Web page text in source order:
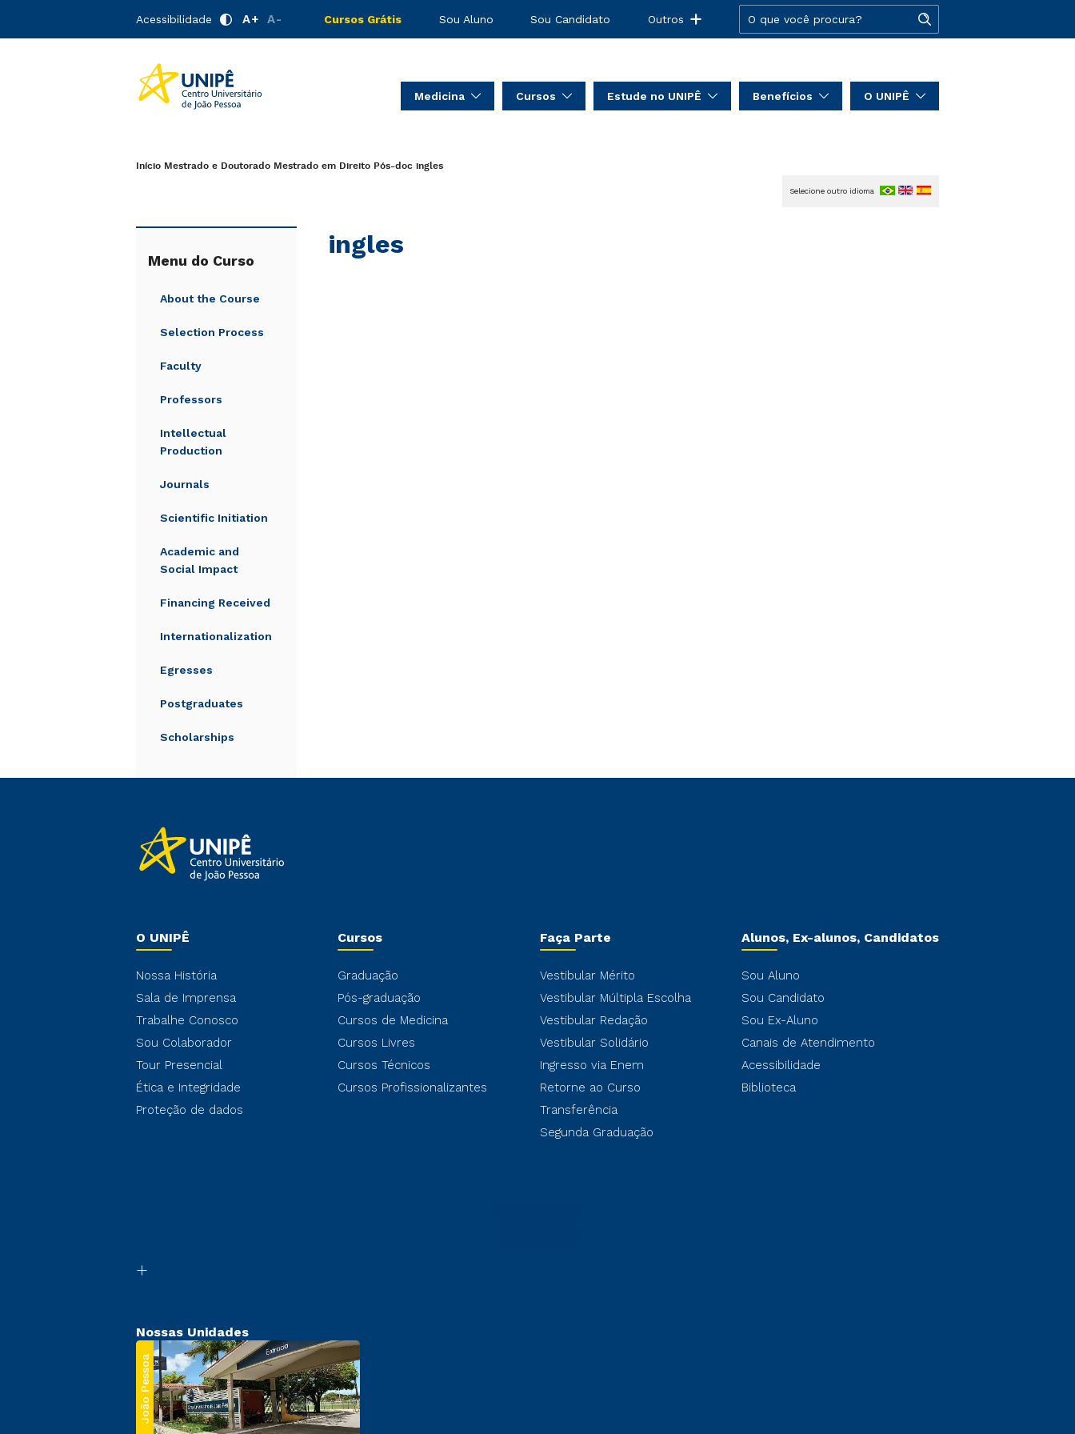
Acessibilidade A+ A- Cursos Grátis Sou Aluno Sou Candidato Outros
Medicina Cursos Estude no UNIPÊ Benefícios O UNIPÊ
Início Mestrado e Doutorado Mestrado em Direito Pós-doc ingles
Menu do Curso
About the Course
Selection Process
Faculty
Professors
Intellectual
Production
Journals
Scientific Initiation
Academic and
Social Impact
Financing Received
Internationalization
Egresses
Postgraduates
Scholarships
ingles
Selecione outro idioma
O UNIPÊ
Nossa História
Sala de Imprensa
Trabalhe Conosco
Sou Colaborador
Tour Presencial
Ética e Integridade
Proteção de dados
Cursos
Graduação
Pós-graduação
Cursos de Medicina
Cursos Livres
Cursos Técnicos
Cursos Profissionalizantes
Faça Parte
Vestibular Mérito
Vestibular Múltipla Escolha
Vestibular Redação
Vestibular Solidário
Ingresso via Enem
Retorne ao Curso
Transferência
Segunda Graduação
Alunos, Ex-alunos, Candidatos
Sou Aluno
Sou Candidato
Sou Ex-Aluno
Canais de Atendimento
Acessibilidade
Biblioteca
Nossas Unidades
João Pessoa